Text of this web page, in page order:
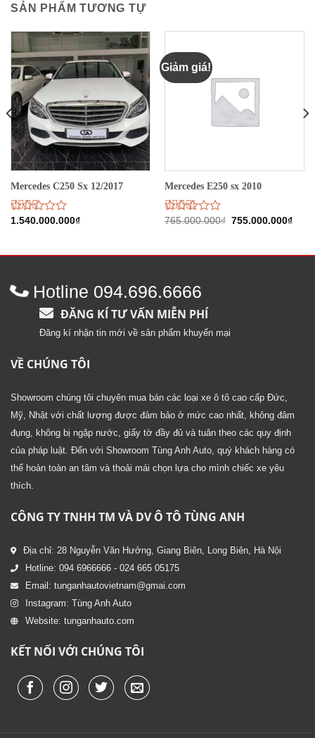
SẢN PHẨM TƯƠNG TỰ
Mercedes C250 Sx 12/2017
Được
2.51
1.540.000.000₫
Giảm giá!
Mercedes E250 sx 2010
Được
2.69
765.000.000₫ Giá
755.000.000₫Giá
Hotline 094.696.6666
ĐĂNG KÍ TƯ VẤN MIỄN PHÍ
Đăng kí nhận tin mới về sản phẩm khuyến mại
VỀ CHÚNG TÔI
Showroom chúng tôi chuyên mua bán các loại xe ô tô cao cấp Đức,
Mỹ, Nhật với chất lượng được đảm bảo ở mức cao nhất, không đâm
đụng, không bị ngập nước, giấy tờ đầy đủ và tuân theo các quy định
của pháp luật. Đến với Showroom Tùng Anh Auto, quý khách hàng có
thể hoàn toàn an tâm và thoải mái chọn lựa cho mình chiếc xe yêu
thích.
CÔNG TY TNHH TM VÀ DV Ô TÔ TÙNG ANH
Địa chỉ: 28 Nguyễn Văn Hưởng, Giang Biên, Long Biên, Hà Nội
Hotline: 094 6966666 - 024 665 05175
Email: tunganhautovietnam@gmai.com
Instagram: Tùng Anh Auto
Website: tunganhauto.com
KẾT NỐI VỚI CHÚNG TÔI